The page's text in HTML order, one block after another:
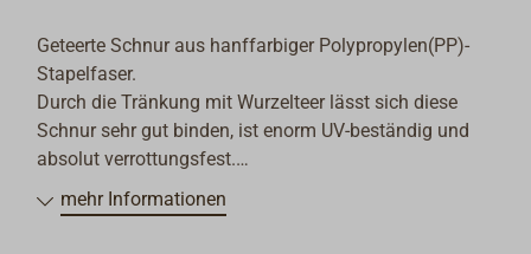
Geteerte Schnur aus hanffarbiger Polypropylen(PP)-
Stapelfaser.
Durch die Tränkung mit Wurzelteer lässt sich diese
Schnur sehr gut binden, ist enorm UV-beständig und
absolut verrottungsfest.
von Webleinen, zum Kleeden, für Klotjes u.v.m.
mehr Informationen